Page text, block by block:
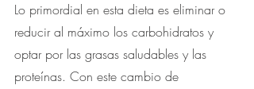
Lo primordial en esta dieta es eliminar o
reducir al máximo los carbohidratos y
optar por las grasas saludables y las
proteínas. Con este cambio de